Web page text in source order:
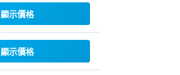
顯示價格
顯示價格